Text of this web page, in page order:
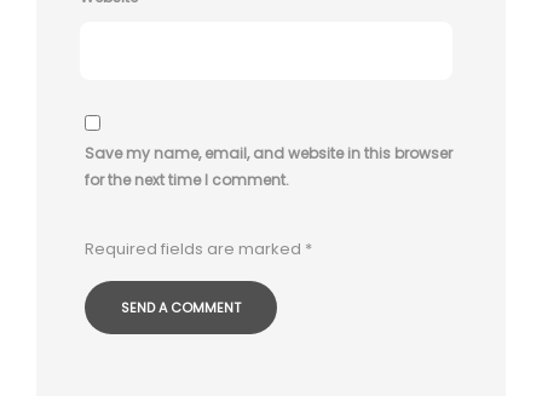
Save my name, email, and website in this browser
for the next time I comment.
Required fields are marked *